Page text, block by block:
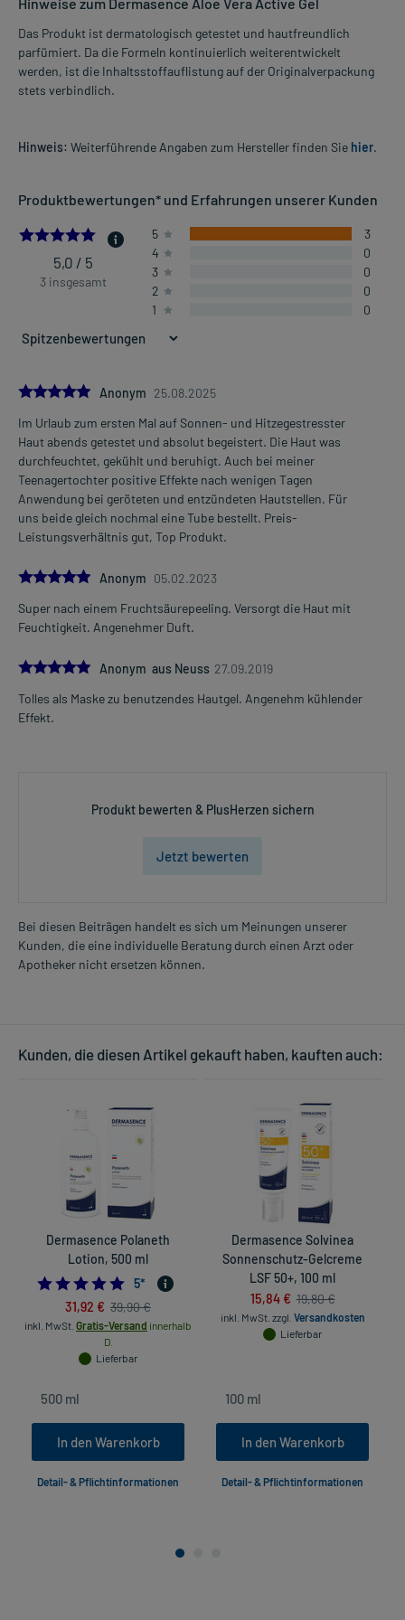
Das Produkt ist dermatologisch getestet und hautfreundlich
parfümiert. Da die Formeln kontinuierlich weiterentwickelt
werden, ist die Inhaltsstoffauflistung auf der Originalverpackung
stets verbindlich.
Hinweis: Weiterführende Angaben zum Hersteller finden Sie hier.
Produktbewertungen* und Erfahrungen unserer Kunden
5.0
5,0 / 5
3 insgesamt
5
3
4
0
3
0
2
0
1
0
5.0Anonym 25.08.2025
Im Urlaub zum ersten Mal auf Sonnen- und Hitzegestresster
Haut abends getestet und absolut begeistert. Die Haut was
durchfeuchtet, gekühlt und beruhigt. Auch bei meiner
Teenagertochter positive Effekte nach wenigen Tagen
Anwendung bei geröteten und entzündeten Hautstellen. Für
uns beide gleich nochmal eine Tube bestellt. Preis-
Leistungsverhältnis gut, Top Produkt.
5.0Anonym 05.02.2023
Super nach einem Fruchtsäurepeeling. Versorgt die Haut mit
Feuchtigkeit. Angenehmer Duft.
5.0Anonym aus Neuss 27.09.2019
Tolles als Maske zu benutzendes Hautgel. Angenehm kühlender
Effekt.
Produkt bewerten & PlusHerzen sichern
Jetzt bewerten
Bei diesen Beiträgen handelt es sich um Meinungen unserer
Kunden, die eine individuelle Beratung durch einen Arzt oder
Apotheker nicht ersetzen können.
Kunden, die diesen Artikel gekauft haben, kauften auch:
Dermasence Polaneth
Lotion, 500 ml
5.0
5*
31,92 € 39,90 €
inkl. MwSt. Gratis-Versand innerhalb
D.
Lieferbar
In den Warenkorb
Detail- & Pflichtinformationen
Dermasence Solvinea
Sonnenschutz-Gelcreme
LSF 50+, 100 ml
15,84 € 19,80 €
inkl. MwSt. zzgl. Versandkosten
Lieferbar
In den Warenkorb
Detail- & Pflichtinformationen